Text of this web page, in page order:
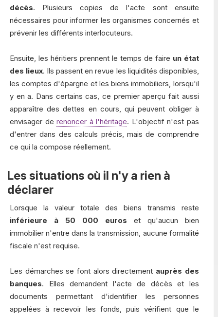
décès. Plusieurs copies de l'acte sont ensuite
nécessaires pour informer les organismes concernés et
prévenir les différents interlocuteurs.
Ensuite, les héritiers prennent le temps de faire un état
des lieux. Ils passent en revue les liquidités disponibles,
les comptes d'épargne et les biens immobiliers, lorsqu'il
y en a. Dans certains cas, ce premier aperçu fait aussi
apparaître des dettes en cours, qui peuvent obliger à
envisager derenoncer à l'héritage. L'objectif n'est pas
d'entrer dans des calculs précis, mais de comprendre
ce qui la compose réellement.
Les situations où il n'y a rien à
déclarer
Lorsque la valeur totale des biens transmis reste
inférieure à 50 000 euros et qu'aucun bien
immobilier n'entre dans la transmission, aucune formalité
fiscale n'est requise.
Les démarches se font alors directement auprès des
banques. Elles demandent l'acte de décès et les
documents permettant d'identifier les personnes
appelées à recevoir les fonds, puis vérifient que le